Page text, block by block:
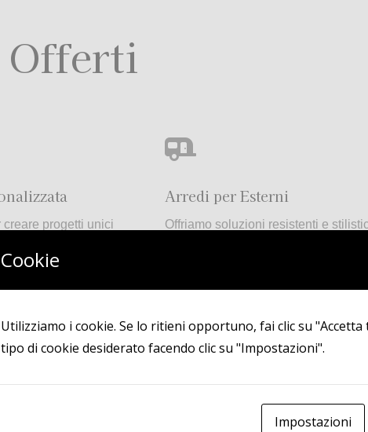
Offerti
progetti unici
e il tuo spazio.

Arredi per Esterni
Offriamo soluzioni resistenti e
Cookie
Utilizziamo i cookie. Se lo ritieni opportuno, fai clic su
tipo di cookie desiderato facendo clic su "Impostazioni".
Impostazioni